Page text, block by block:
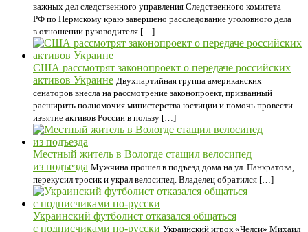
важных дел следственного управления Следственного комитета
РФ по Пермскому краю завершено расследование уголовного дела
в отношении руководителя […]
США рассмотрят законопроект о передаче российских
активов Украине Двухпартийная группа американских
сенаторов внесла на рассмотрение законопроект, призванный
расширить полномочия министерства юстиции и помочь провести
изъятие активов России в пользу […]
Местный житель в Вологде стащил велосипед
из подъезда Мужчина прошел в подъезд дома на ул. Панкратова,
перекусил тросик и украл велосипед. Владелец обратился […]
Украинский футболист отказался общаться
с подписчиками по-русски Украинский игрок «Челси» Михаил